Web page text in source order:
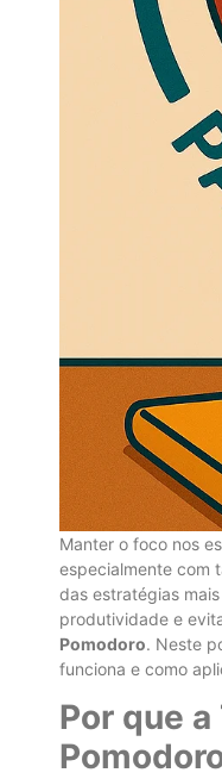
Manter o foco nos
especialmente com
das estratégias
produtividade e
Pomodoro. Neste
funciona e como
Por que